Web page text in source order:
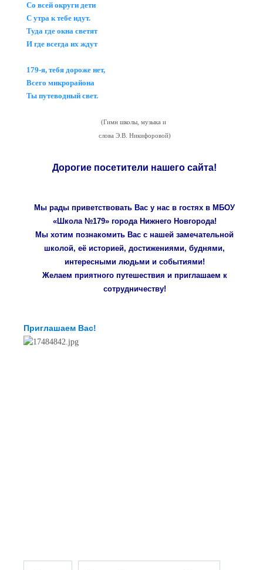
Со всей округи дети
С утра к тебе идут.
Туда где окна светят
И где всегда их ждут
179-я, тебя дороже нет,
Всего микрорайона
Ты путеводный свет.
(Гимн школы, музыка и
слова Э.В. Никифоровой)
Дорогие посетители нашего сайта!
Мы рады приветствовать Вас у нас в гостях в МБОУ
«Школа №179» города Нижнего Новгорода!
Мы хотим познакомить Вас с нашей замечательной
школой, её историей, достижениями, буднями,
интересными людьми и событиями!
Желаем приятного путешествия и приглашаем к
сотрудничеству!
Приглашаем Вас!